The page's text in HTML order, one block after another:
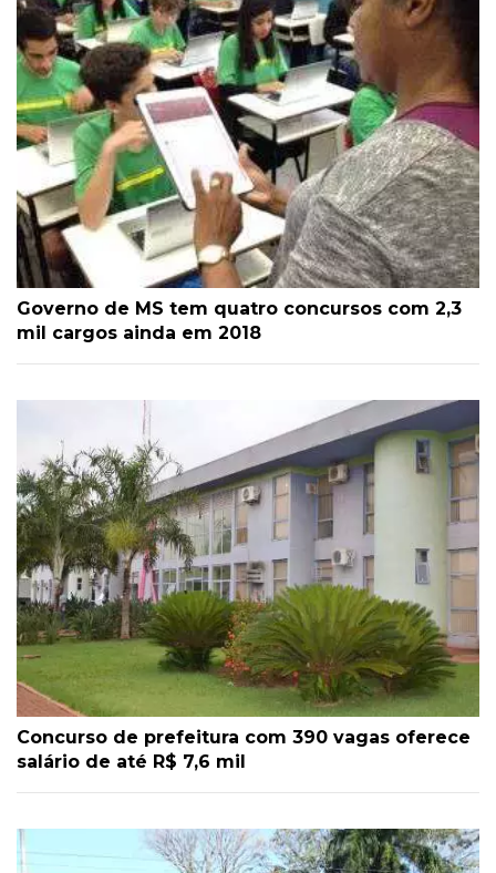
Governo de MS tem quatro concursos com 2,3
mil cargos ainda em 2018
Concurso de prefeitura com 390 vagas oferece
salário de até R$ 7,6 mil